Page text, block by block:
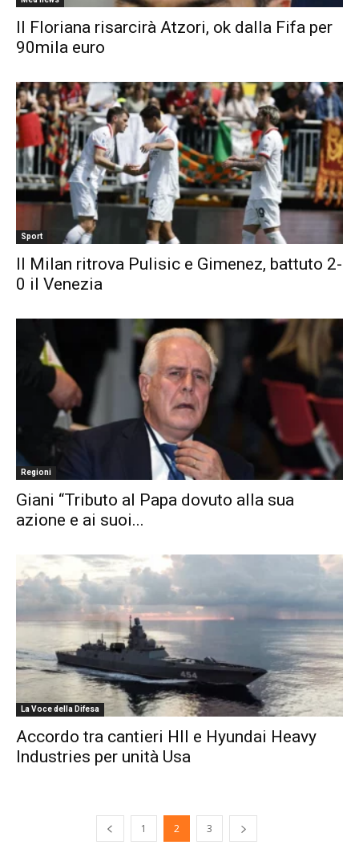
Il Floriana risarcirà Atzori, ok dalla Fifa per
90mila euro
Sport
Il Milan ritrova Pulisic e Gimenez, battuto 2-
0 il Venezia
Regioni
Giani “Tributo al Papa dovuto alla sua
azione e ai suoi...
La Voce della Difesa
Accordo tra cantieri HII e Hyundai Heavy
Industries per unità Usa
1 2 3